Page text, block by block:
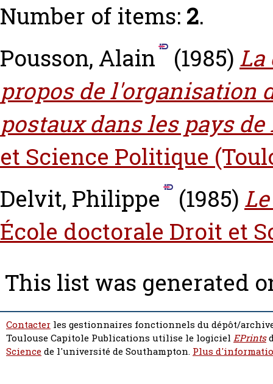
Number of items: 2.
Pousson, Alain
(1985) La
propos de l'organisation
postaux dans les pays de
et Science Politique
Delvit, Philippe
(1985)
École doctorale Droit et
This list was generated
Contacter les gestionnaires fonctionnels du dépôt/
Toulouse Capitole Publications utilise le logiciel EPrints
Sciencede l'université de Southampton. Plus